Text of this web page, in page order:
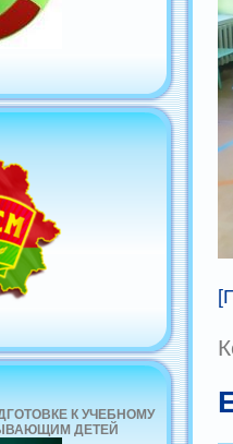
К УЧЕБНОМУ
ДЕТЕЙ